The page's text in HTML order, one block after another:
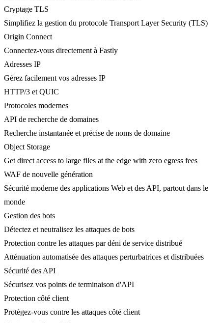
Cryptage TLS
Simplifiez la gestion du protocole Transport Layer Security (TLS)
Origin Connect
Connectez-vous directement à Fastly
Adresses IP
Gérez facilement vos adresses IP
HTTP/3 et QUIC
Protocoles modernes
API de recherche de domaines
Recherche instantanée et précise de noms de domaine
Object Storage
Get direct access to large files at the edge with zero egress fees
WAF de nouvelle génération
Sécurité moderne des applications Web et des API, partout dans le
monde
Gestion des bots
Détectez et neutralisez les attaques de bots
Protection contre les attaques par déni de service distribué
Atténuation automatisée des attaques perturbatrices et distribuées
Sécurité des API
Sécurisez vos points de terminaison d'API
Protection côté client
Protégez-vous contre les attaques côté client